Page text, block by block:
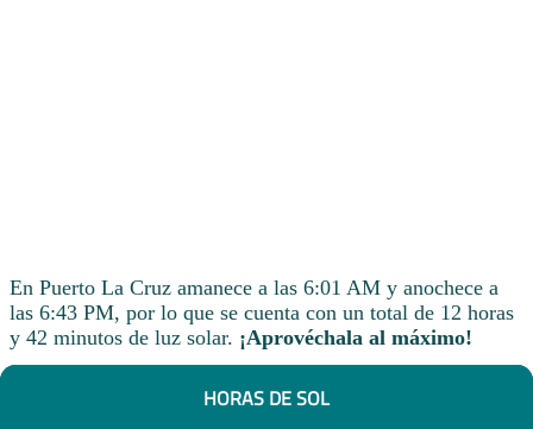
En Puerto La Cruz amanece a las 6:01 AM y anochece a
las 6:43 PM, por lo que se cuenta con un total de 12 horas
y 42 minutos de luz solar. ¡Aprovéchala al máximo!
HORAS DE SOL